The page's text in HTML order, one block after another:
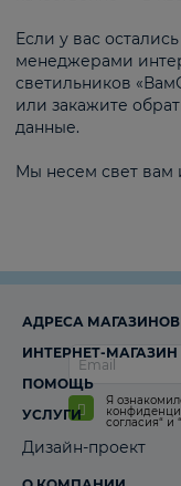
Если у вас
менеджерами
светильников
или закажите
данные.
Мы несем свет вам
Я
согласия“ и
АДРЕСА МАГАЗИНОВ
ИНТЕРНЕТ-МАГАЗИН
ПОМОЩЬ
УСЛУГИ
Дизайн-проект